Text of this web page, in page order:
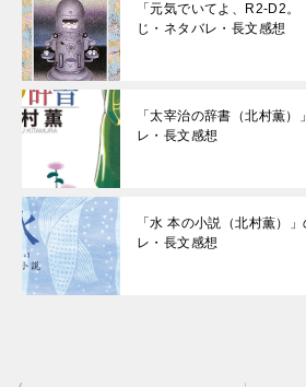
「元気でいてよ、R2-D2
じ・ネタバレ・長文感想
「太宰治の辞書（北村薫
レ・長文感想
「水 本の小説（北村薫）
レ・長文感想